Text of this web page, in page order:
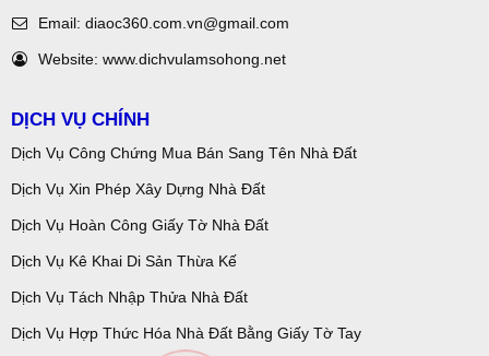
Email: diaoc360.com.vn@gmail.com
Website: www.dichvulamsohong.net
DỊCH VỤ CHÍNH
Dịch Vụ Công Chứng Mua Bán Sang Tên Nhà Đất
Dịch Vụ Xin Phép Xây Dựng Nhà Đất
Dịch Vụ Hoàn Công Giấy Tờ Nhà Đất
Dịch Vụ Kê Khai Di Sản Thừa Kế
Dịch Vụ Tách Nhập Thửa Nhà Đất
Dịch Vụ Hợp Thức Hóa Nhà Đất Bằng Giấy Tờ Tay